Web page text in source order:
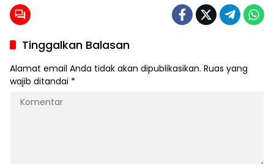
Tinggalkan Balasan
Alamat email Anda tidak akan dipublikasikan. Ruas yang
wajib ditandai *